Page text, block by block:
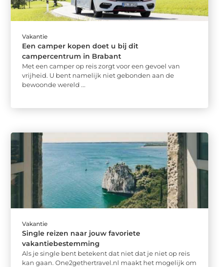
Vakantie
Een camper kopen doet u bij dit
campercentrum in Brabant
Met een camper op reis zorgt voor een gevoel van
vrijheid. U bent namelijk niet gebonden aan de
bewoonde wereld ...
Vakantie
Single reizen naar jouw favoriete
vakantiebestemming
Als je single bent betekent dat niet dat je niet op reis
kan gaan. One2gethertravel.nl maakt het mogelijk om